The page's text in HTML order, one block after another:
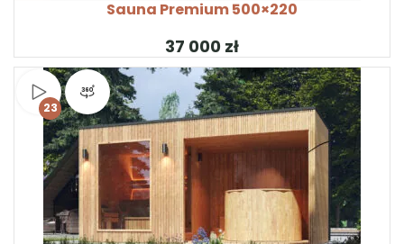
Sauna Premium 500×220
zł
Obejrzyj wideo
23
Widok produktu 360°